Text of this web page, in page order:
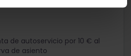
de autoservicio por 10 € al
de asiento